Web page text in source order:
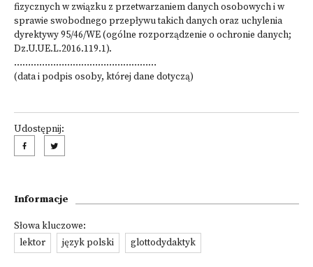
fizycznych w związku z przetwarzaniem danych osobowych i w
sprawie swobodnego przepływu takich danych oraz uchylenia
dyrektywy 95/46/WE (ogólne rozporządzenie o ochronie danych;
Dz.U.UE.L.2016.119.1).
……………………………………………
(data i podpis osoby, której dane dotyczą)
Udostępnij:
Informacje
Słowa kluczowe:
lektor
język polski glottodydaktyk